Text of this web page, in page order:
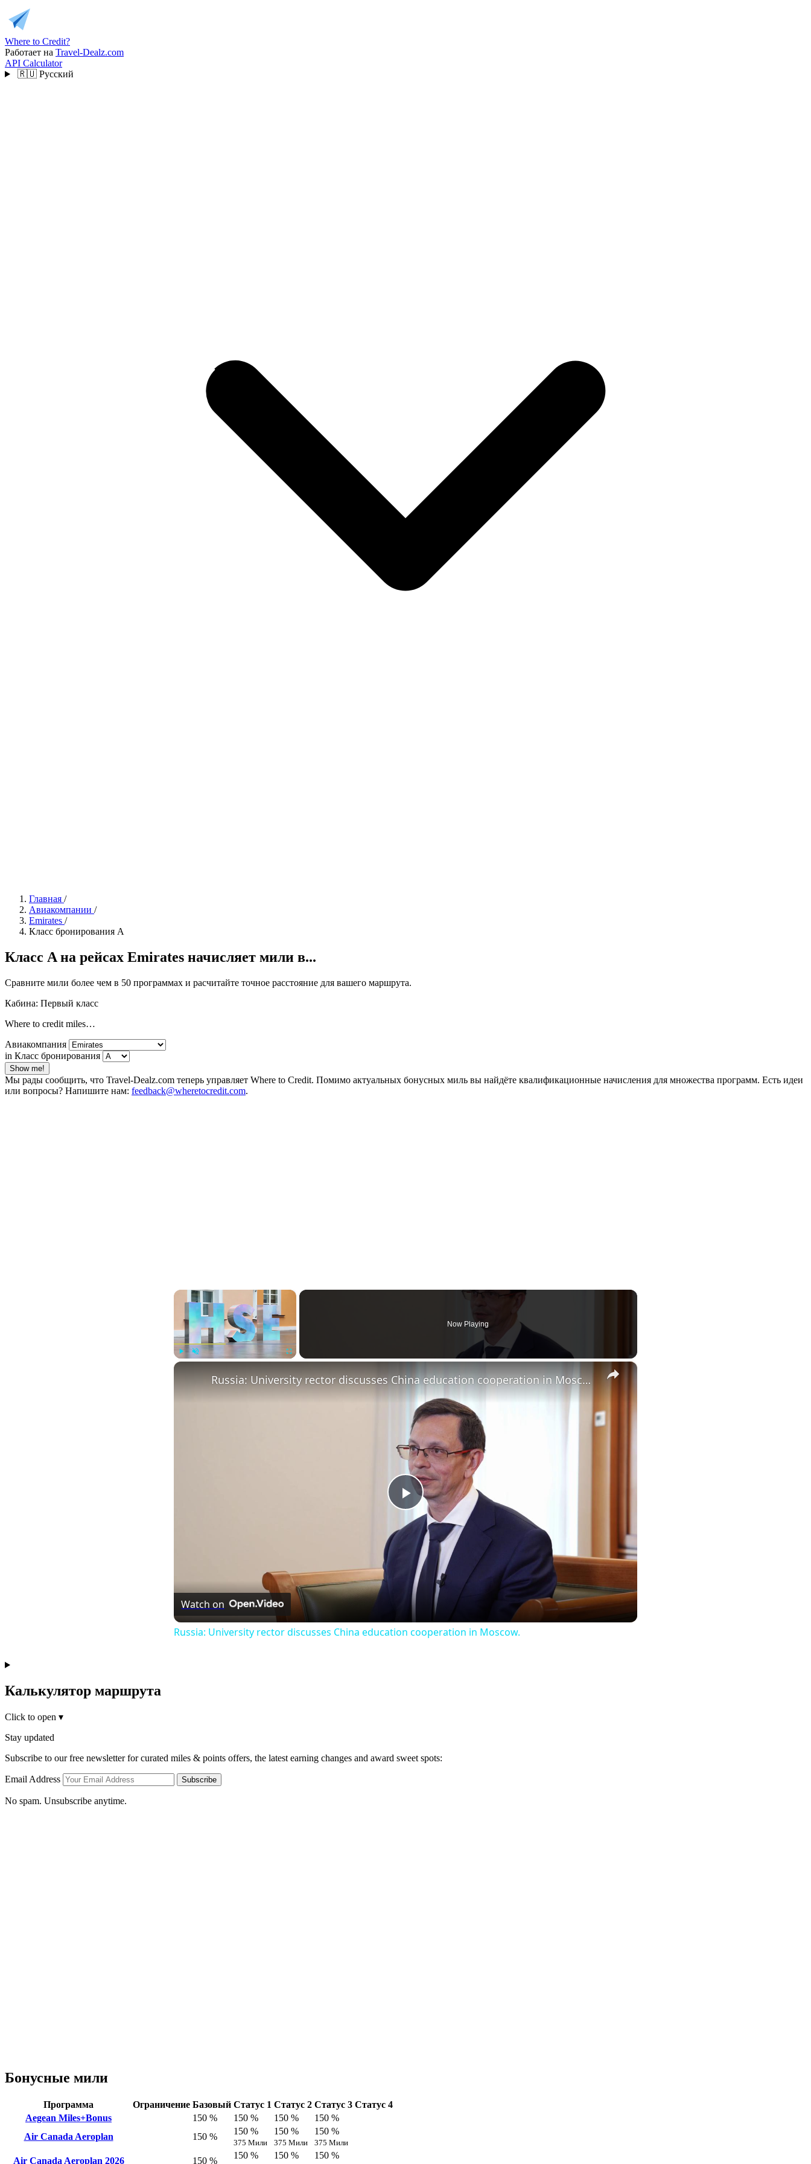
Where to Credit?
Работает на Travel-Dealz.com
API Calculator
🇷🇺 Русский
Главная /
Авиакомпании /
Emirates /
Класс бронирования A
Класс A на рейсах Emirates начисляет мили в...
Сравните мили более чем в 50 программах и расчитайте точное расстояние для вашего маршрута.
Кабина: Первый класс
Where to credit miles…
Авиакомпания
in Класс бронирования
Show me!
Мы рады сообщить, что Travel-Dealz.com теперь управляет Where to Credit. Помимо актуальных бонусных миль вы найдёте квалификационные начисления для множества программ. Есть идеи
или вопросы? Напишите нам: feedback@wheretocredit.com.
×
Now Playing
×
Play
Video
Russia: University rector discusses China education cooperation in Moscow.
Watch on
Russia: University rector discusses China education cooperation in Moscow.
Калькулятор маршрута
Click to open ▾
Stay updated
Subscribe to our free newsletter for curated miles & points offers, the latest earning changes and award sweet spots:
Email Address Subscribe
No spam. Unsubscribe anytime.
Бонусные мили
Программа Ограничение Базовый Статус 1 Статус 2 Статус 3 Статус 4
Aegean Miles+Bonus
150 % 150 % 150 %
150 %
Air Canada Aeroplan
150 %
150 %
375 Мили
150 %
375 Мили
150 %
375 Мили
Air Canada Aeroplan 2026 150 %
150 % 150 % 150 %